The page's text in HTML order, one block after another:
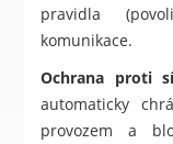
pravidla
komunikace.
Ochrana proti
automaticky
provozem a